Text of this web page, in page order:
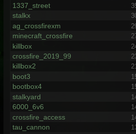
1337_street
stalkx
ag_crossfirexm
minecraft_crossfire
killbox
crossfire_2019_99
killbox2
boot3
bootbox4
stalkyard
6000_6v6
crossfire_access
tau_cannon